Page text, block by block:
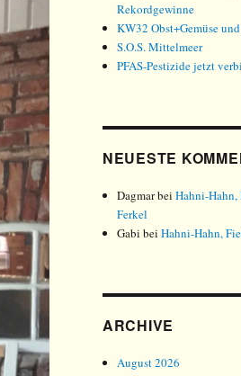
Rekordgewinne
KW32 Obst+Gemüse
S.O.S. Mittelmeer
PFAS-Pestizide jetzt
NEUESTE
DagmarbeiHahni-Hahn,
Ferkel
Gabi beiHahni-Hahn,
ARCHIVE
August 2026